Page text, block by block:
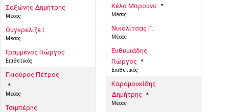
Σαξώνης Δημήτρης
Μέσος
Ουγκρελίζε Ι.
Μέσος
Γραμμένος Γιώργος
Επιθετικός
Γκιούρος Πέτρος
Μέσος
Τσιμπέρης
Κέλο Μπρούνο
Μέσος
Νικολίτσας Γ.
Μέσος
Ευθυμιάδης
Γιώργος
Επιθετικός
Καραμουκίδης
Δημήτρης
Μέσος